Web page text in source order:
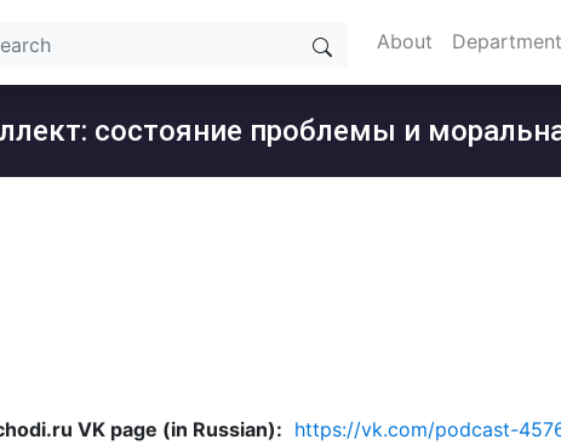
About
состояние проблемы и
VK page (in Russian): https://vk.com/podcast-